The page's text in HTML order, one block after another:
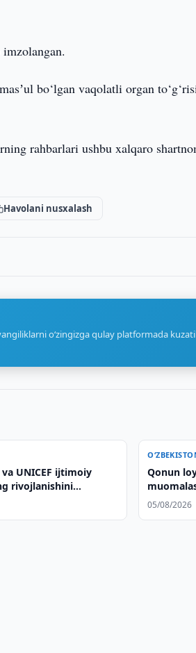
bo‘lgan vaqolatli organ
rahbarlari ushbu xalqaro
Havolani nusxalash
o‘zingizga qulay platformada
UNICEF ijtimoiy
rivojlanishini
Qonun
05/08/2026